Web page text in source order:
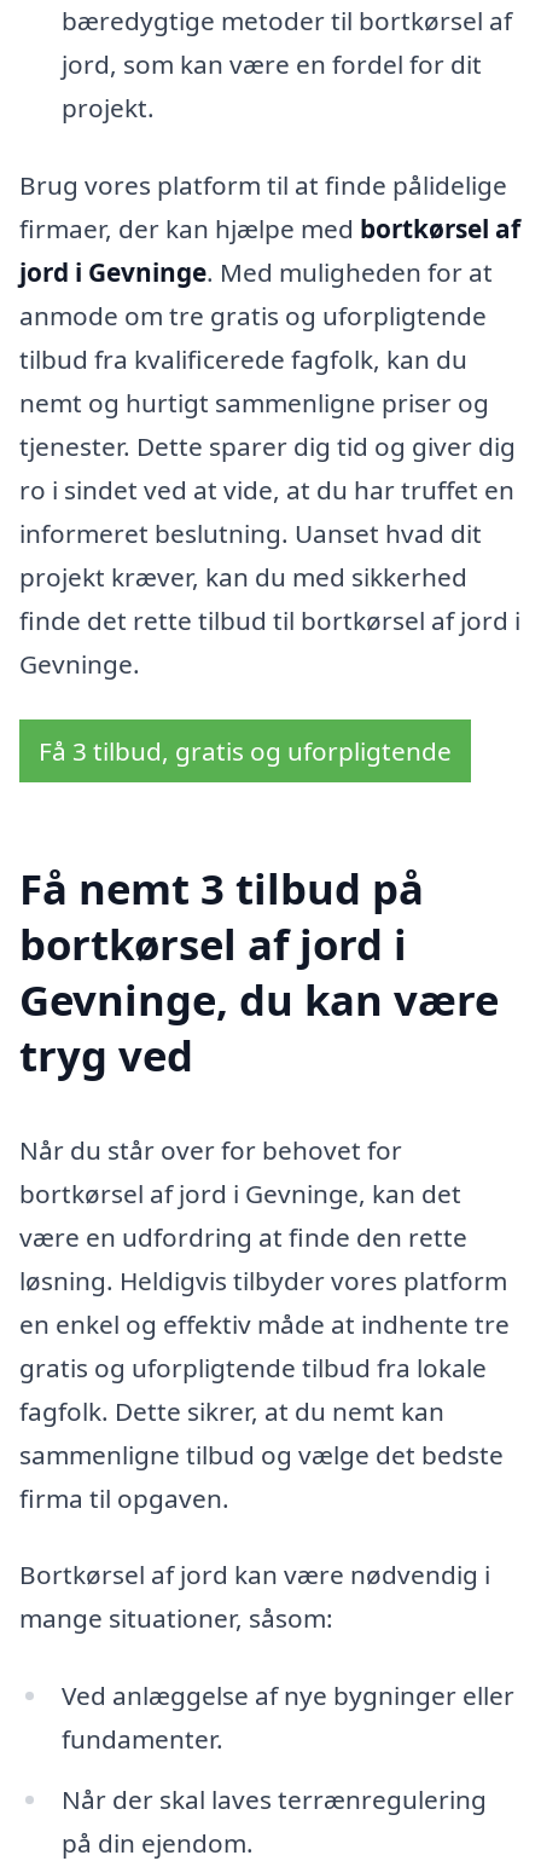
bæredygtige metoder til bortkørsel af
jord, som kan være en fordel for dit
projekt.
Brug vores platform til at finde pålidelige
firmaer, der kan hjælpe med bortkørsel af
jord i Gevninge. Med muligheden for at
anmode om tre gratis og uforpligtende
tilbud fra kvalificerede fagfolk, kan du
nemt og hurtigt sammenligne priser og
tjenester. Dette sparer dig tid og giver dig
ro i sindet ved at vide, at du har truffet en
informeret beslutning. Uanset hvad dit
projekt kræver, kan du med sikkerhed
finde det rette tilbud til bortkørsel af jord i
Gevninge.
Få 3 tilbud, gratis og uforpligtende
Få nemt 3 tilbud på
bortkørsel af jord i
Gevninge, du kan være
tryg ved
Når du står over for behovet for
bortkørsel af jord i Gevninge, kan det
være en udfordring at finde den rette
løsning. Heldigvis tilbyder vores platform
en enkel og effektiv måde at indhente tre
gratis og uforpligtende tilbud fra lokale
fagfolk. Dette sikrer, at du nemt kan
sammenligne tilbud og vælge det bedste
firma til opgaven.
Bortkørsel af jord kan være nødvendig i
mange situationer, såsom:
Ved anlæggelse af nye bygninger eller
fundamenter.
Når der skal laves terrænregulering
på din ejendom.